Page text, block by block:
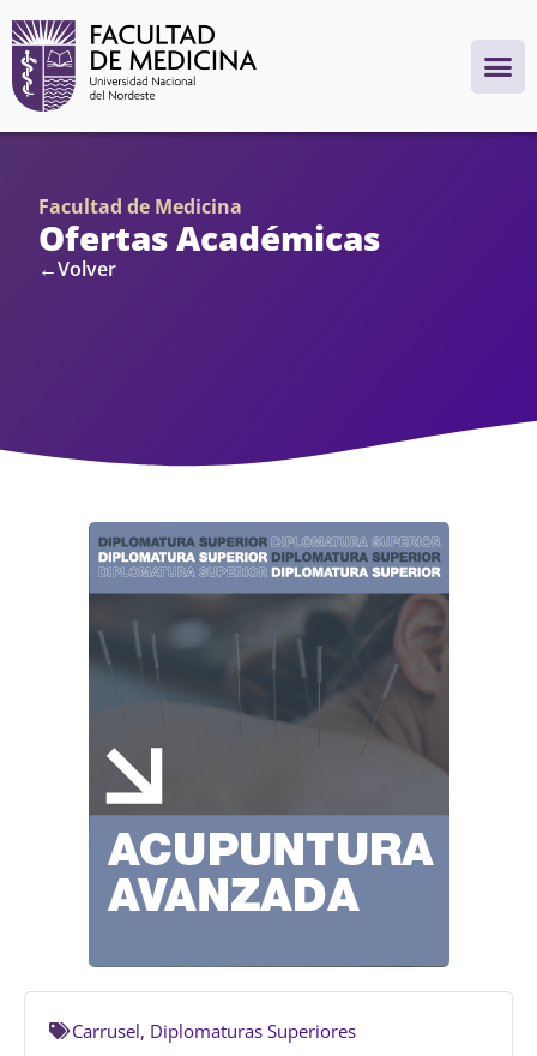
Facultad de Medicina
Ofertas Académicas
←Volver
Carrusel, Diplomaturas Superiores